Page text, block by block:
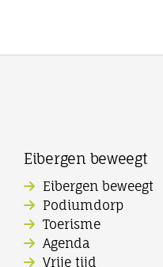
Eibergen beweegt
Eibergen beweegt
Podiumdorp
Toerisme
Agenda
Vrije tijd